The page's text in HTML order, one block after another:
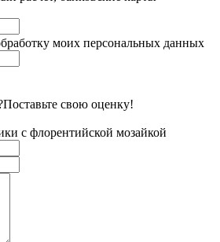
моих персональных данных
Поставьте свою оценку!
с флорентийской мозайкой